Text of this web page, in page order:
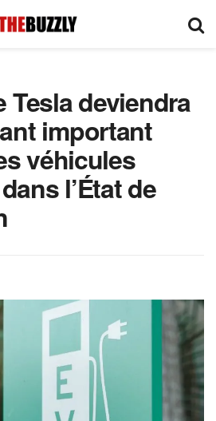
Tesla deviendra
important
véhicules
l’État de